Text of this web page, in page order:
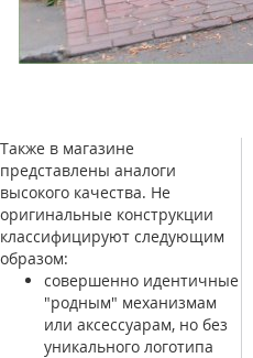
Также в магазине
представлены аналоги
высокого качества. Не
оригинальные конструкции
классифицируют следующим
образом:
совершенно идентичные
"родным" механизмам
или аксессуарам, но без
уникального логотипа